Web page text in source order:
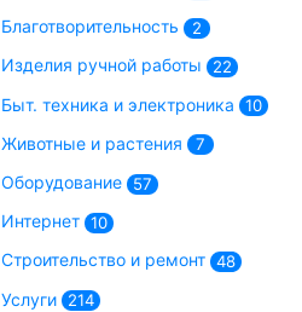
Благотворительность 2
Изделия ручной работы 22
Быт. техника и электроника 10
Животные и растения 7
Оборудование 57
Интернет 10
Строительство и ремонт 48
Услуги 214